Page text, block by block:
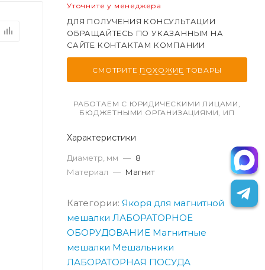
Уточните у менеджера
ДЛЯ ПОЛУЧЕНИЯ КОНСУЛЬТАЦИИ
ОБРАЩАЙТЕСЬ ПО УКАЗАННЫМ НА
САЙТЕ КОНТАКТАМ КОМПАНИИ
СМОТРИТЕ ПОХОЖИЕ ТОВАРЫ
РАБОТАЕМ С ЮРИДИЧЕСКИМИ ЛИЦАМИ,
БЮДЖЕТНЫМИ ОРГАНИЗАЦИЯМИ, ИП
Характеристики
Диаметр, мм — 8
Материал — Магнит
Категории: Якоря для магнитной
мешалки ЛАБОРАТОРНОЕ
ОБОРУДОВАНИЕ Магнитные
мешалки Мешальники
ЛАБОРАТОРНАЯ ПОСУДА